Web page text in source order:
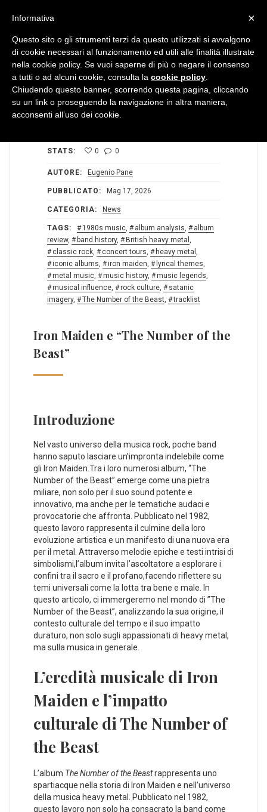
STATS: 0 0
AUTORE: Eugenio Pane
PUBBLICATO: Mag 17, 2026
CATEGORIA: News
TAGS: 1980s music, album analysis,
album
review, band history, British heavy metal ,
classic rock, concert tours, heavy metal ,
iconic albums, iron maiden, lyrical themes,
metal music, music history, music legends,
musical influence, rock culture,
satanic
imagery, The Number of the Beast, tracklist
Iron Maiden e “The Number of the
Beast”
Introduzione
Nel vasto universo della⁤ musica rock, poche band
hanno saputo‌ lasciare ‍un’impronta indelebile come
‌gli Iron ⁢Maiden.Tra ⁣i loro numerosi⁢ album, “The‍
Number of the Beast” emerge come una pietra
miliare,‌ non solo per il suo ⁢sound potente e
innovativo, ma anche per le tematiche‌ audaci e
provocatorie che affronta. Pubblicato nel 1982,
questo lavoro rappresenta il culmine della loro
evoluzione artistica e un manifesto di una nuova era
per ⁢il metal. ⁤Attraverso melodie epiche e ⁢testi⁢ intrisi di
simbolismi,l’album ⁢invita l’ascoltatore a⁤ esplorare i
⁢confini tra il⁣ sacro⁢ e il ‌profano,facendo‌ riflettere ​su
temi⁣ universali come la lotta tra bene ‌e male. In
questo articolo, ci immergeremo ​nel mondo di ⁢”The
Number of the⁤ Beast”, analizzando⁢ la sua origine, ​il
contesto culturale del tempo e ‌il suo⁣ impatto
duraturo, non​ solo ​sugli ​appassionati ⁣di ‍heavy metal,
ma sulla musica in ​generale.
L’eredità musicale di Iron
Maiden e l’impatto
culturale di The Number of
the Beast
L’album The⁣ Number ⁣of the Beastrappresenta uno
spartiacque nella storia di Iron Maiden e​ nell’universo
della musica heavy ‍metal.‌ Pubblicato nel⁤ 1982,
questo lavoro non solo ha consacrato ‌la band come
×
Informativa
Questo sito o gli strumenti terzi da questo utilizzati si avvalgono
di cookie necessari al funzionamento ed utili alle finalità illustrate
nella cookie policy. Se vuoi saperne di più o negare il consenso
a tutti o ad alcuni cookie, consulta la cookie policy
Chiudendo questo banner, scorrendo questa pagina, cliccando
su un link o proseguendo la navigazione in altra maniera,
acconsenti all’uso dei cookie.